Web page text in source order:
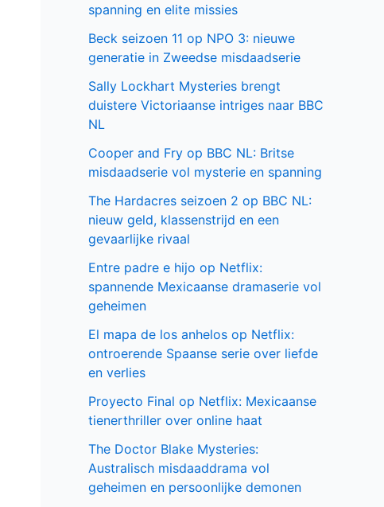
spanning en elite missies
Beck seizoen 11 op NPO 3: nieuwe
generatie in Zweedse misdaadserie
Sally Lockhart Mysteries brengt
duistere Victoriaanse intriges naar BBC
NL
Cooper and Fry op BBC NL: Britse
misdaadserie vol mysterie en spanning
The Hardacres seizoen 2 op BBC NL:
nieuw geld, klassenstrijd en een
gevaarlijke rivaal
Entre padre e hijo op Netflix:
spannende Mexicaanse dramaserie vol
geheimen
El mapa de los anhelos op Netflix:
ontroerende Spaanse serie over liefde
en verlies
Proyecto Final op Netflix: Mexicaanse
tienerthriller over online haat
The Doctor Blake Mysteries:
Australisch misdaaddrama vol
geheimen en persoonlijke demonen